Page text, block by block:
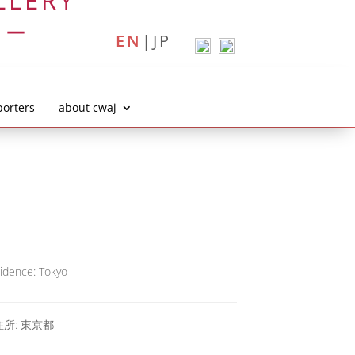
EN | JP
about cwaj
Tokyo
所: 東京都